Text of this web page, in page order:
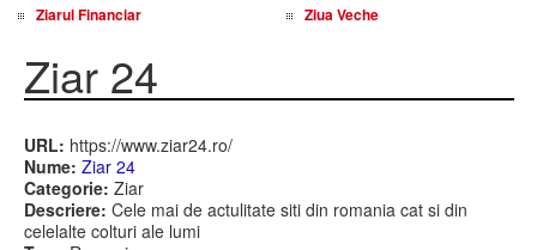
Ziarul Financiar
Ziua Veche
Ziar 24
URL: https://www.ziar24.ro/
Nume: Ziar 24
Categorie: Ziar
Descriere: Cele mai de actulitate siti din romania cat si din
celelalte colturi ale lumi